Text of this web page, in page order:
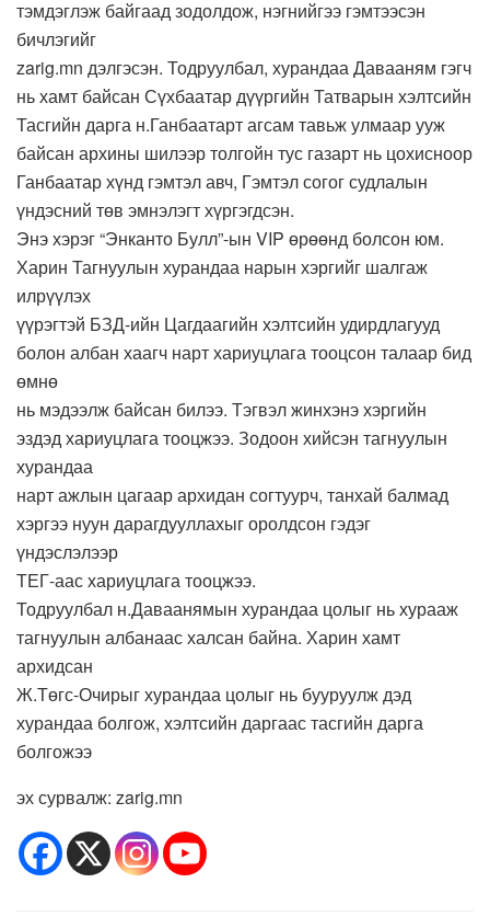
тэмдэглэж байгаад зодолдож, нэгнийгээ гэмтээсэн
бичлэгийг
zarig.mn дэлгэсэн. Тодруулбал, хурандаа Давааням гэгч
нь хамт байсан Сүхбаатар дүүргийн Татварын хэлтсийн
Тасгийн дарга н.Ганбаатарт агсам тавьж улмаар ууж
байсан архины шилээр толгойн тус газарт нь цохисноор
Ганбаатар хүнд гэмтэл авч, Гэмтэл согог судлалын
үндэсний төв эмнэлэгт хүргэгдсэн.
Энэ хэрэг “Энканто Булл”-ын VIP өрөөнд болсон юм.
Харин Тагнуулын хурандаа нарын хэргийг шалгаж
илрүүлэх
үүрэгтэй БЗД-ийн Цагдаагийн хэлтсийн удирдлагууд
болон албан хаагч нарт хариуцлага тооцсон талаар бид
өмнө
нь мэдээлж байсан билээ. Тэгвэл жинхэнэ хэргийн
эздэд хариуцлага тооцжээ. Зодоон хийсэн тагнуулын
хурандаа
нарт ажлын цагаар архидан согтуурч, танхай балмад
хэргээ нуун дарагдууллахыг оролдсон гэдэг
үндэслэлээр
ТЕГ-аас хариуцлага тооцжээ.
Тодруулбал н.Даваанямын хурандаа цолыг нь хурааж
тагнуулын албанаас халсан байна. Харин хамт
архидсан
Ж.Төгс-Очирыг хурандаа цолыг нь бууруулж дэд
хурандаа болгож, хэлтсийн даргаас тасгийн дарга
болгожээ
эх сурвалж: zarig.mn